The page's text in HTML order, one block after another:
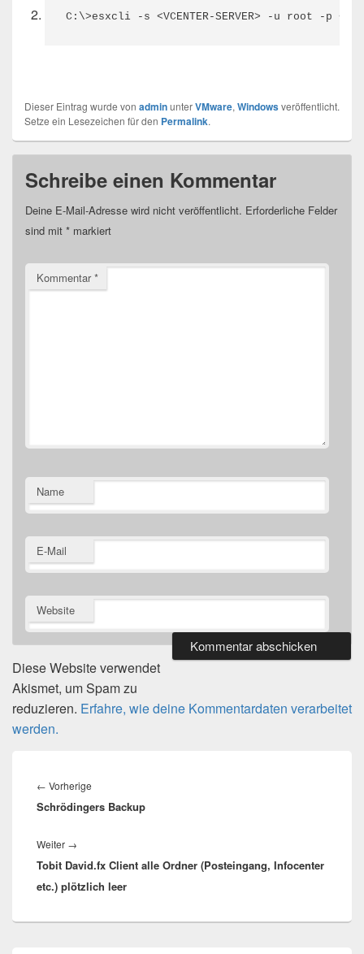
C:\>esxcli -s <VCENTER-SERVER> -u root -p
Dieser Eintrag wurde von adminunterVMware,Windowsveröffentlicht.
Setze ein Lesezeichen für den Permalink.
Schreibe einen Kommentar
Deine E-Mail-Adresse wird nicht veröffentlicht. Erforderliche Felder
sind mit * markiert
Kommentar*
Name
E-Mail
Website
Diese Website verwendet
Akismet, um Spam zu
reduzieren. Erfahre, wie deine Kommentardaten verarbeitet
werden.
← Vorherige
Beitrag:
Schrödingers Backup
Weiter →
Beitrag:
Tobit David.fx Client alle Ordner (Posteingang, Infocenter
etc.) plötzlich leer